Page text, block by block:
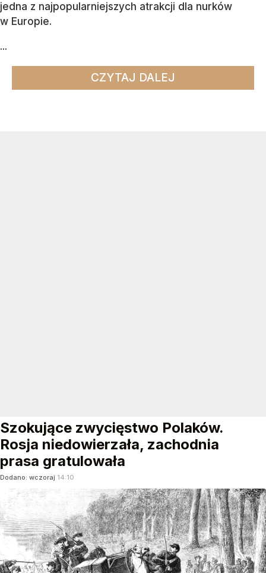
jedna z najpopularniejszych atrakcji dla nurków
w Europie.
...
CZYTAJ DALEJ
Szokujące zwycięstwo Polaków.
Rosja niedowierzała, zachodnia
prasa gratulowała
Dodano: wczoraj 14:10